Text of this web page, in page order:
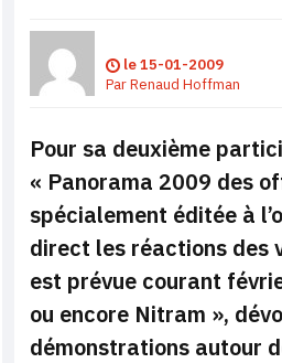
le15-01-2009
ParRenaud Hoffman
Pour sa deuxième
« Panorama 2009 des
spécialement éditée à
direct les réactions des
est prévue courant
ou encore Nitram »,
démonstrations autour